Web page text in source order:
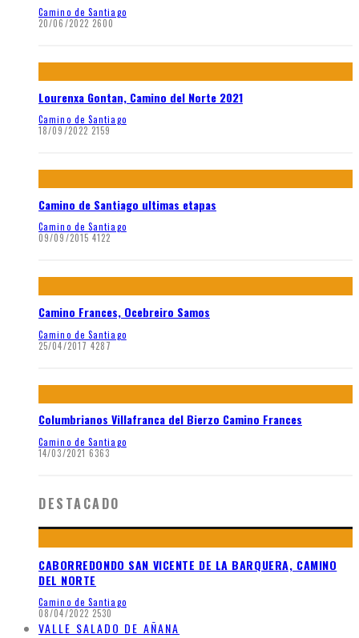
Camino de Santiago
20/06/2022 2600
Lourenxa Gontan, Camino del Norte 2021
Camino de Santiago
18/09/2022 2159
Camino de Santiago ultimas etapas
Camino de Santiago
09/09/2015 4122
Camino Frances, Ocebreiro Samos
Camino de Santiago
25/04/2017 4287
Columbrianos Villafranca del Bierzo Camino Frances
Camino de Santiago
14/03/2021 6363
DESTACADO
CABORREDONDO SAN VICENTE DE LA BARQUERA, CAMINO
DEL NORTE
Camino de Santiago
08/04/2022 2530
VALLE SALADO DE AÑANA